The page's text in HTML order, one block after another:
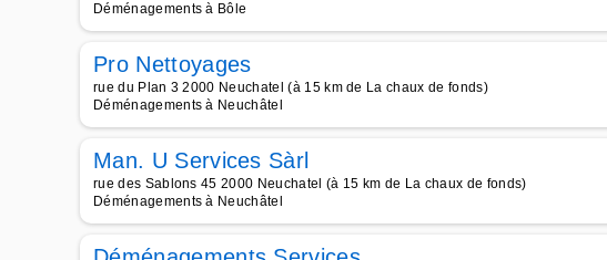
Déménagements à Bôle
Pro Nettoyages
rue du Plan 3 2000 Neuchatel (à 15 km de La chaux de fonds)
Déménagements à Neuchâtel
Man. U Services Sàrl
rue des Sablons 45 2000 Neuchatel (à 15 km de La chaux de fonds)
Déménagements à Neuchâtel